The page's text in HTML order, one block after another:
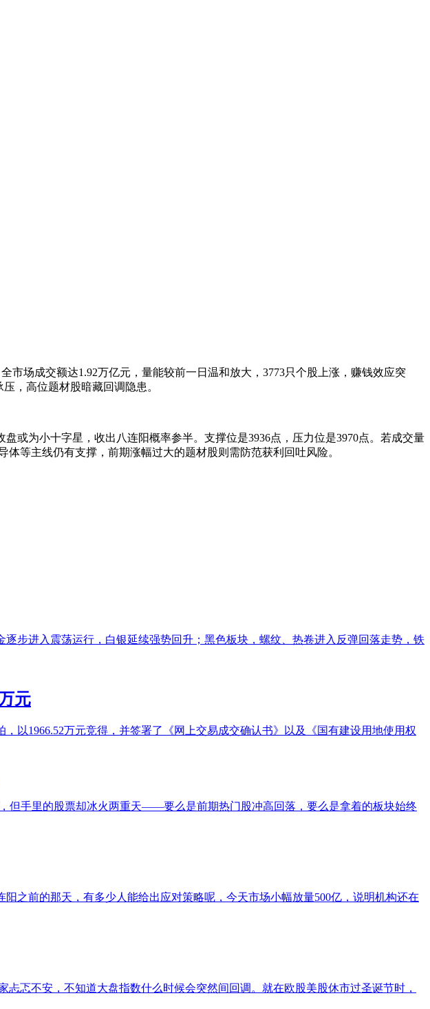
市场成交额达1.92万亿元，量能较前一日温和放大，3773只个股上涨，赚钱效应突
，高位题材股暗藏回调隐患。
或为小十字星，收出八连阳概率参半。支撑位是3936点，压力位是3970点。若成交量
等主线仍有支撑，前期涨幅过大的题材股则需防范获利回吐风险。
步进入震荡运行，白银延续强势回升；黑色板块，螺纹、热卷进入反弹回落走势，铁
元
以1966.52万元竞得，并签署了《网上交易成交确认书》以及《国有建设用地使用权
但手里的股票却冰火两重天——要么是前期热门股冲高回落，要么是拿着的板块始终
之前的那天，有多少人能给出应对策略呢，今天市场小幅放量500亿，说明机构还在
忑不安，不知道大盘指数什么时候会突然间回调。就在欧股美股休市过圣诞节时，